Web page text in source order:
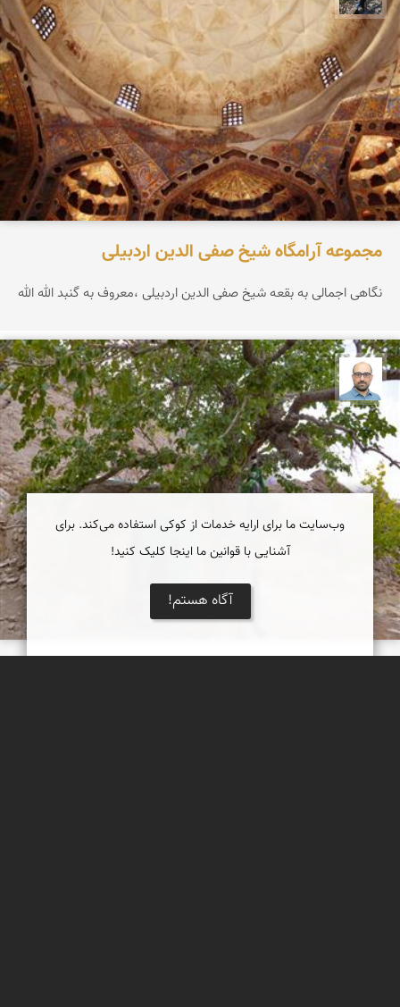
مجموعه آرامگاه شیخ صفی الدین اردبیلی
نگاهی اجمالی به بقعه شیخ صفی الدین اردبیلی ،معروف به گنبد الله الله
بابک ارجمندی
وب‌سایت ما برای ارایه خدمات از کوکی استفاده می‌کند. برای
آشنایی با قوانین ما اینجا کلیک کنید!
آگاه هستم!